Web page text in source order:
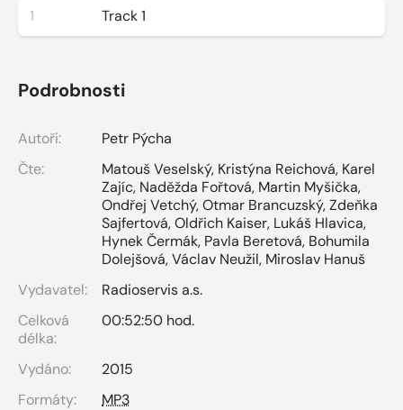
1 Track 1
Podrobnosti
Autoři:
Petr Pýcha
Čte:
Matouš Veselský, Kristýna Reichová, Karel
Zajíc, Naděžda Fořtová, Martin Myšička,
Ondřej Vetchý,Otmar Brancuzský,Zdeňka
Sajfertová,Oldřich Kaiser, Lukáš Hlavica,
Hynek Čermák, Pavla Beretová, Bohumila
Dolejšová,Václav Neužil, Miroslav Hanuš
Vydavatel:
Radioservis a.s.
Celková
délka:
00:52:50 hod.
Vydáno:
2015
Formáty:
MP3